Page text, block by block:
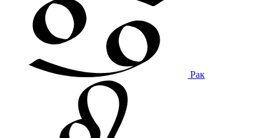
Рак